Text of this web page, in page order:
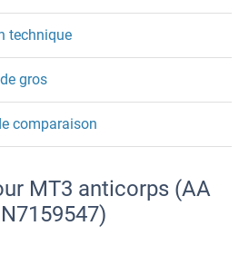
technique
gros
comparaison
MT3 anticorps (AA